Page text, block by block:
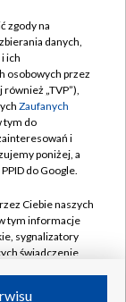
zgody na
danych,
ich
osobowych przez
„TVP”),
Zaufanych
tym do
i
poniżej, a
do Google.
Ciebie naszych
tym informacje
sygnalizatory
świadczenie